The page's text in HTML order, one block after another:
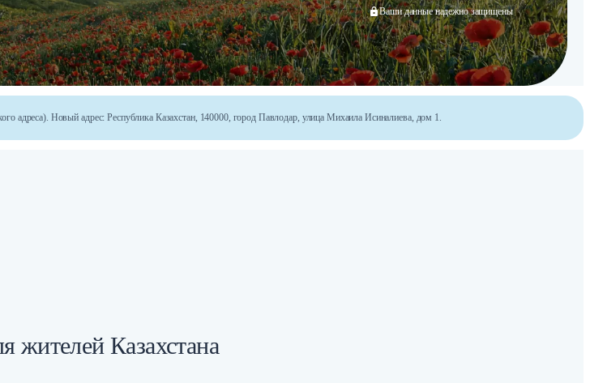
Ваши данные надежно защищены
Новый адрес: Республика Казахстан, 140000, город Павлодар, улица Михаила Исиналиева, дом 1.
жителей Казахстана